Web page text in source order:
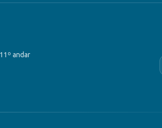
andar